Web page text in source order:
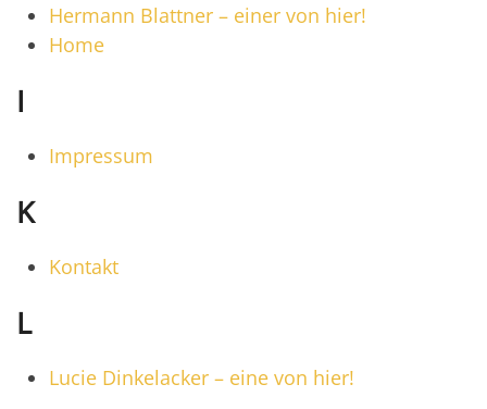
Hermann Blattner – einer von hier!
Home
I
Impressum
K
Kontakt
L
Lucie Dinkelacker – eine von hier!